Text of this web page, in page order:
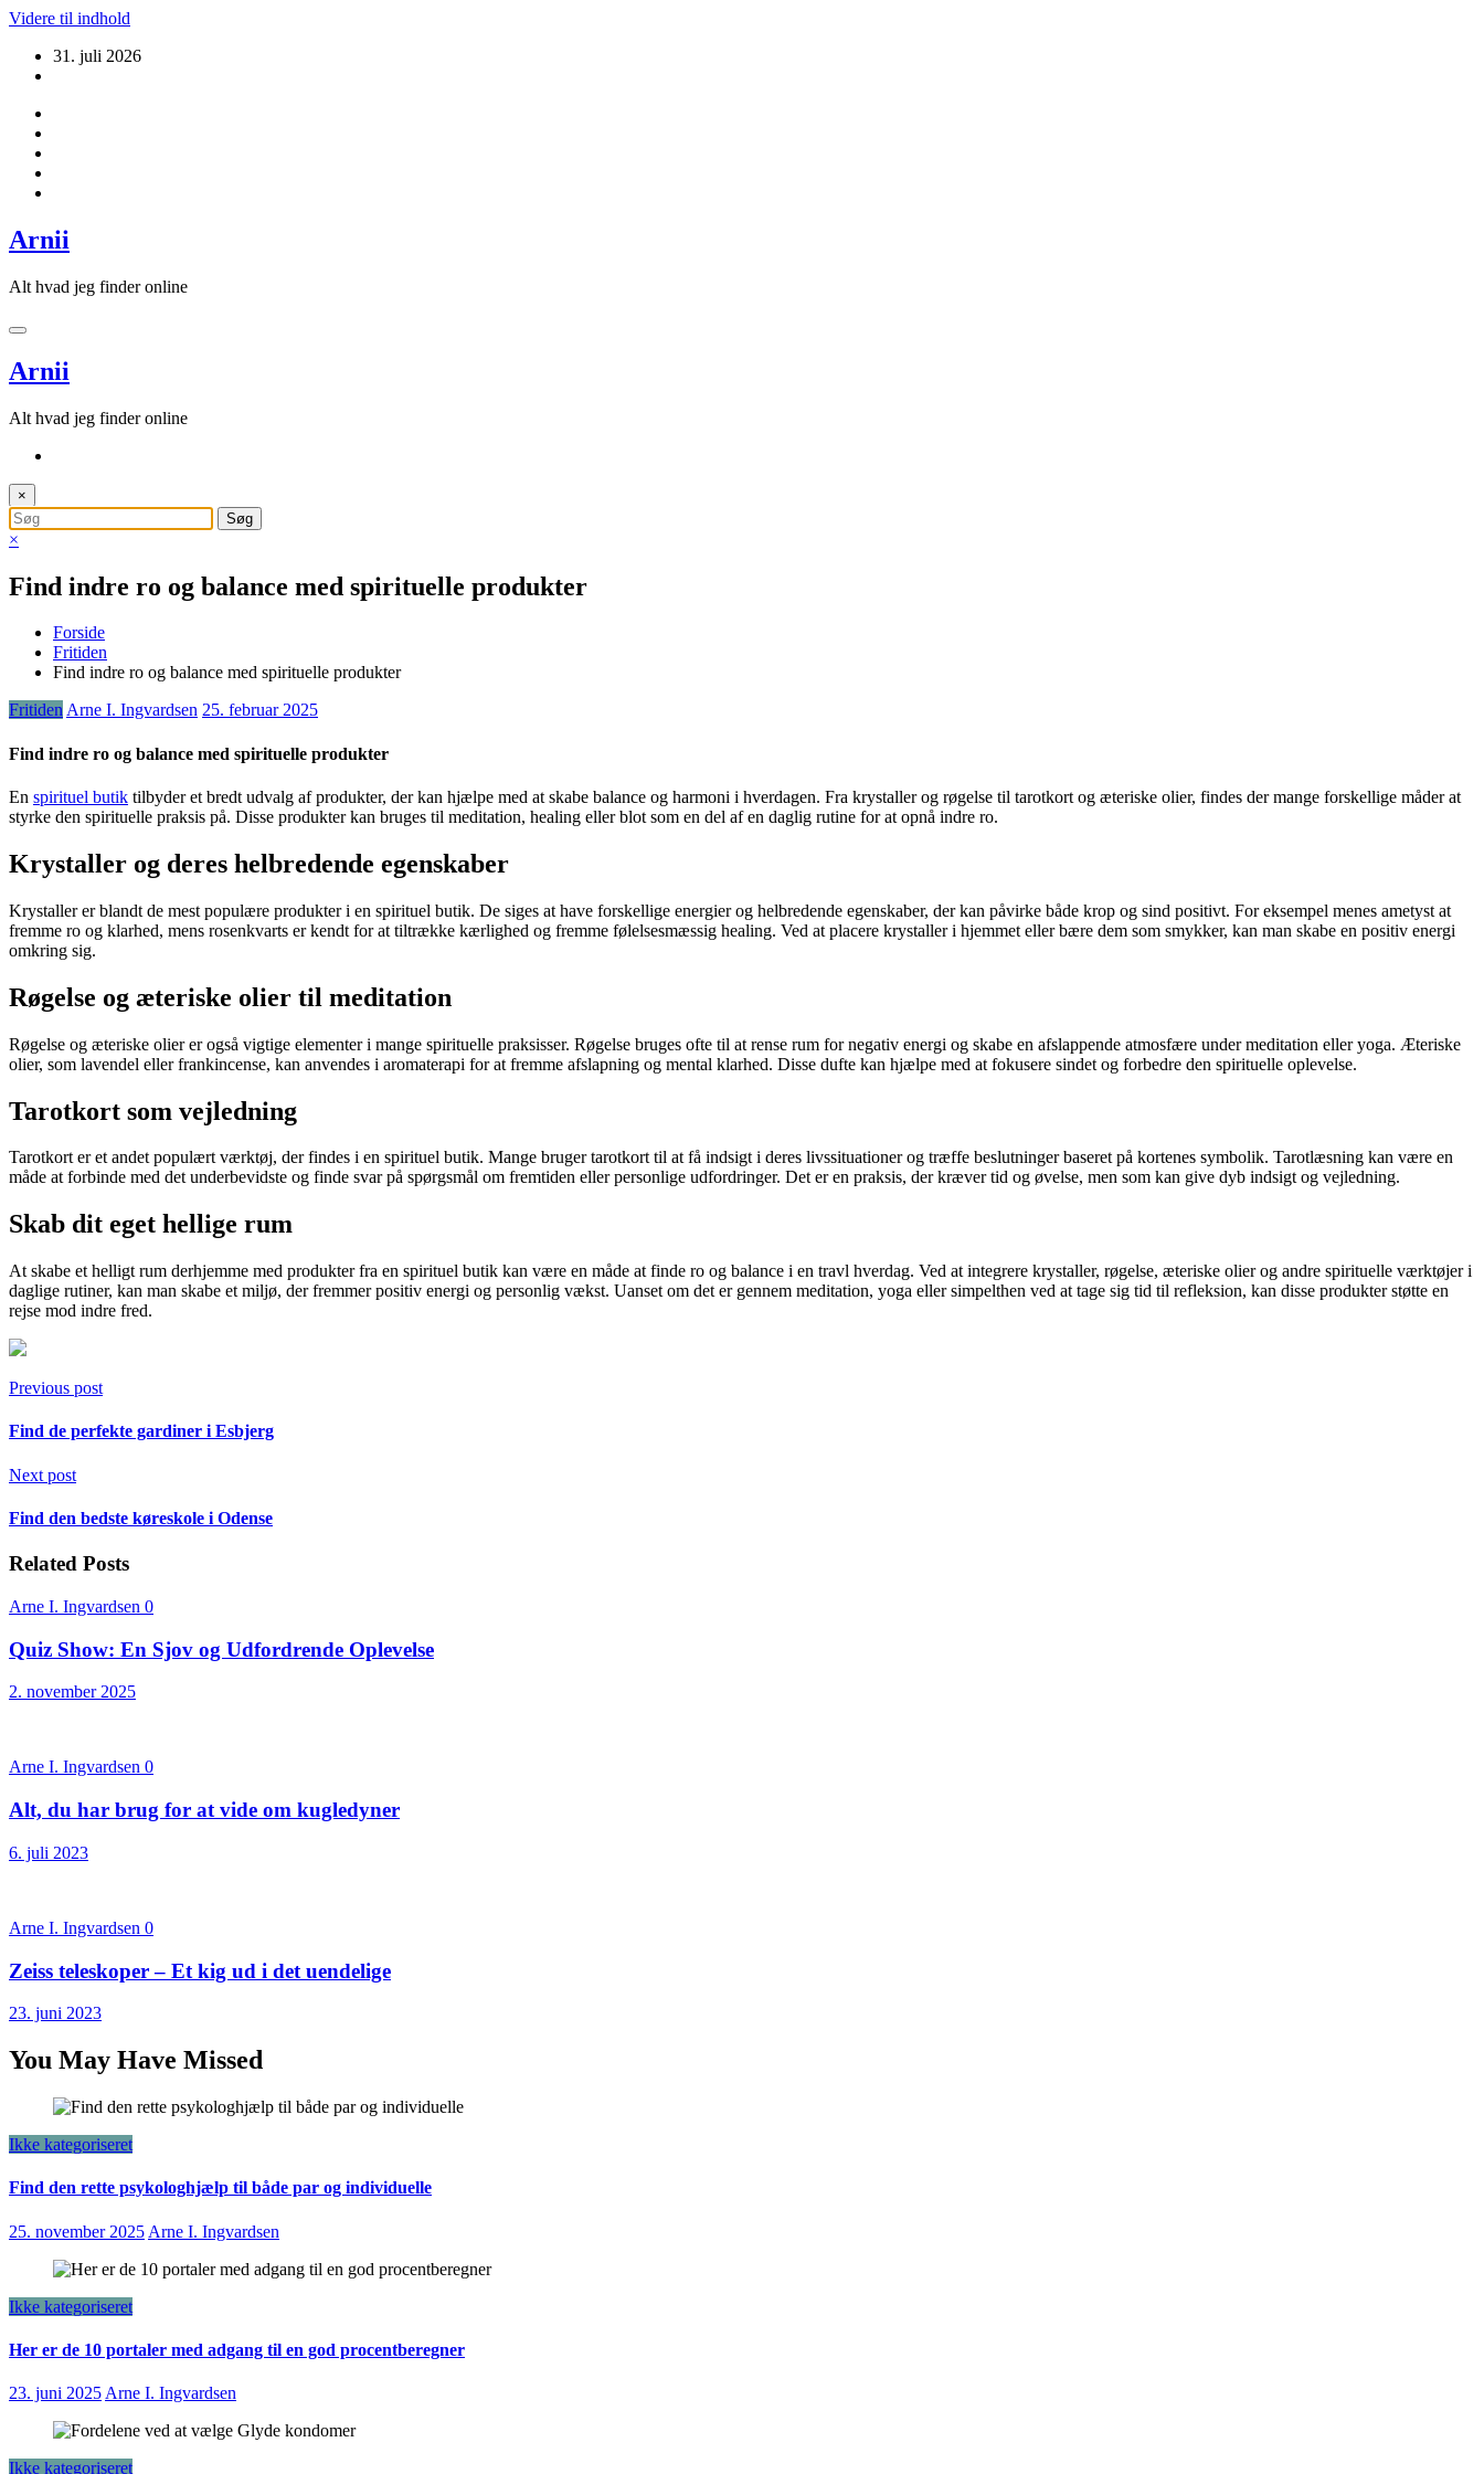
Videre til indhold
31. juli 2026
Arnii
Alt hvad jeg finder online
Arnii
Alt hvad jeg finder online
×
×
Find indre ro og balance med spirituelle produkter
Forside
Fritiden
Find indre ro og balance med spirituelle produkter
FritidenArne I. Ingvardsen 25. februar 2025
Find indre ro og balance med spirituelle produkter
En spirituel butik tilbyder et bredt udvalg af produkter, der kan hjælpe med at skabe balance og harmoni i hverdagen. Fra krystaller og røgelse til tarotkort og æteriske olier, findes der mange forskellige måder at
styrke den spirituelle praksis på. Disse produkter kan bruges til meditation, healing eller blot som en del af en daglig rutine for at opnå indre ro.
Krystaller og deres helbredende egenskaber
Krystaller er blandt de mest populære produkter i en spirituel butik. De siges at have forskellige energier og helbredende egenskaber, der kan påvirke både krop og sind positivt. For eksempel menes ametyst at
fremme ro og klarhed, mens rosenkvarts er kendt for at tiltrække kærlighed og fremme følelsesmæssig healing. Ved at placere krystaller i hjemmet eller bære dem som smykker, kan man skabe en positiv energi
omkring sig.
Røgelse og æteriske olier til meditation
Røgelse og æteriske olier er også vigtige elementer i mange spirituelle praksisser. Røgelse bruges ofte til at rense rum for negativ energi og skabe en afslappende atmosfære under meditation eller yoga. Æteriske
olier, som lavendel eller frankincense, kan anvendes i aromaterapi for at fremme afslapning og mental klarhed. Disse dufte kan hjælpe med at fokusere sindet og forbedre den spirituelle oplevelse.
Tarotkort som vejledning
Tarotkort er et andet populært værktøj, der findes i en spirituel butik. Mange bruger tarotkort til at få indsigt i deres livssituationer og træffe beslutninger baseret på kortenes symbolik. Tarotlæsning kan være en
måde at forbinde med det underbevidste og finde svar på spørgsmål om fremtiden eller personlige udfordringer. Det er en praksis, der kræver tid og øvelse, men som kan give dyb indsigt og vejledning.
Skab dit eget hellige rum
At skabe et helligt rum derhjemme med produkter fra en spirituel butik kan være en måde at finde ro og balance i en travl hverdag. Ved at integrere krystaller, røgelse, æteriske olier og andre spirituelle værktøjer i
daglige rutiner, kan man skabe et miljø, der fremmer positiv energi og personlig vækst. Uanset om det er gennem meditation, yoga eller simpelthen ved at tage sig tid til refleksion, kan disse produkter støtte en
rejse mod indre fred.
Previous post
Find de perfekte gardiner i Esbjerg
Next post
Find den bedste køreskole i Odense
Related Posts
Arne I. Ingvardsen 0
Quiz Show: En Sjov og Udfordrende Oplevelse
2. november 2025
Arne I. Ingvardsen 0
Alt, du har brug for at vide om kugledyner
6. juli 2023
Arne I. Ingvardsen 0
Zeiss teleskoper – Et kig ud i det uendelige
23. juni 2023
You May Have Missed
Ikke kategoriseret
Find den rette psykologhjælp til både par og individuelle
25. november 2025 Arne I. Ingvardsen
Ikke kategoriseret
Her er de 10 portaler med adgang til en god procentberegner
23. juni 2025 Arne I. Ingvardsen
Ikke kategoriseret